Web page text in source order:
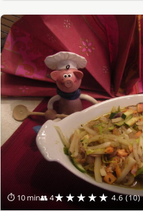
⏱ 10 min👥 4★★★★★ 4.6 (10)